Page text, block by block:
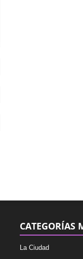
CATEGORÍAS
La Ciudad